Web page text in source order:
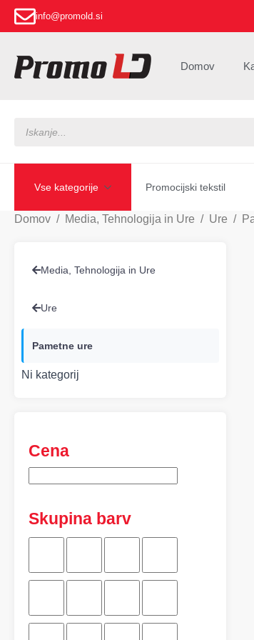
info@promold.si
Domov
search
Vse kategorije Promocijski tekstil
Domov Media, Tehnologija in Ure Ure
Media, Tehnologija in Ure
Ure
Pametne ure
Ni kategorij
Cena
Skupina barv